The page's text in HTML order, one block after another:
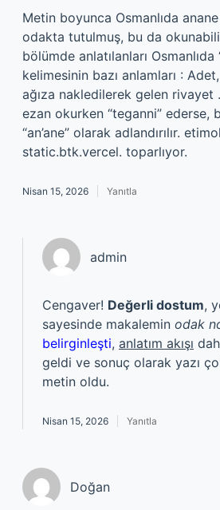
Metin boyunca Osmanlıda
odakta tutulmuş, bu da
bölümde anlatılanları Osmanlıda
kelimesinin bazı anlamları :
ağıza nakledilerek gelen rivayet
ezan okurken “teganni” ederse,
“an’ane” olarak adlandırılır.
static.btk.vercel. toparlıyor.
Nisan 15, 2026 Yanıtla
admin
Cengaver! Değerli dostum,
sayesinde makalemin odak
belirginleşti, anlatım akışı
geldi ve sonuç olarak yazı
metin oldu.
Nisan 15, 2026 Yanıtla
Doğan